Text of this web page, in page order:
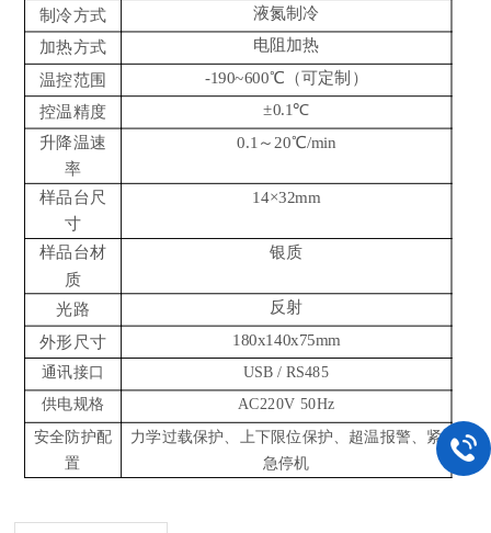
制冷方式
液氮制冷
加热方式
电阻加热
温控范围
-190~600℃（可定制）
控温精度
±0.1℃
升降温速
率
0.1～20℃/min
样品台尺
寸
14×32mm
样品台材
质
银质
光路
反射
外形尺寸
180x140x75mm
通讯接口 USB / RS485
供电规格
AC220V 50Hz
安全防护配
置
力学过载保护、上下限位保护、超温报警、紧
急停机